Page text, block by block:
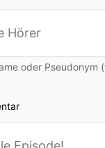
oder